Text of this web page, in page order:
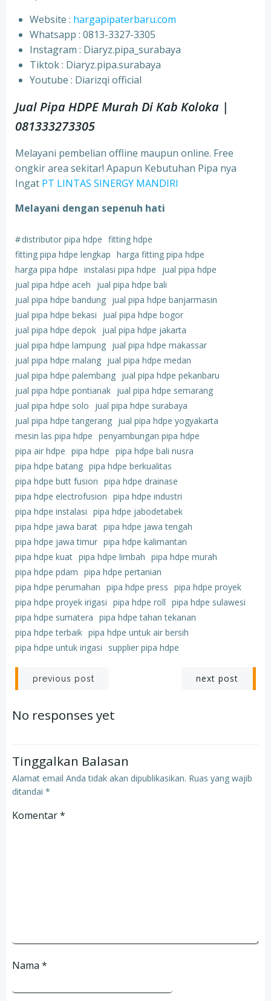
Website : hargapipaterbaru.com
Whatsapp : 0813-3327-3305
⁠Instagram : Diaryz.pipa_surabaya
⁠Tiktok : Diaryz.pipa.surabaya
⁠Youtube : Diarizqi official
Jual Pipa HDPE Murah Di Kab Koloka |
081333273305
Melayani pembelian offline maupun online. Free
ongkir area sekitar! Apapun Kebutuhan Pipa nya
Ingat PT LINTAS SINERGY MANDIRI
Melayani dengan sepenuh hati
#distributor pipa hdpe fitting hdpe
fitting pipa hdpe lengkap harga fitting pipa hdpe
harga pipa hdpe instalasi pipa hdpe
jual pipa hdpe
jual pipa hdpe aceh
jual pipa hdpe bali
jual pipa hdpe bandung jual pipa hdpe banjarmasin
jual pipa hdpe bekasi
jual pipa hdpe bogor
jual pipa hdpe depok jual pipa hdpe jakarta
jual pipa hdpe lampung jual pipa hdpe makassar
jual pipa hdpe malang jual pipa hdpe medan
jual pipa hdpe palembang jual pipa hdpe pekanbaru
jual pipa hdpe pontianak jual pipa hdpe semarang
jual pipa hdpe solo
jual pipa hdpe surabaya
jual pipa hdpe tangerang jual pipa hdpe yogyakarta
mesin las pipa hdpe penyambungan pipa hdpe
pipa air hdpe pipa hdpe pipa hdpe bali nusra
pipa hdpe batang pipa hdpe berkualitas
pipa hdpe butt fusion pipa hdpe drainase
pipa hdpe electrofusion pipa hdpe industri
pipa hdpe instalasi pipa hdpe jabodetabek
pipa hdpe jawa barat pipa hdpe jawa tengah
pipa hdpe jawa timur pipa hdpe kalimantan
pipa hdpe kuat pipa hdpe limbah pipa hdpe murah
pipa hdpe pdam pipa hdpe pertanian
pipa hdpe perumahan pipa hdpe press pipa hdpe proyek
pipa hdpe proyek irigasi pipa hdpe roll pipa hdpe sulawesi
pipa hdpe sumatera pipa hdpe tahan tekanan
pipa hdpe terbaik pipa hdpe untuk air bersih
pipa hdpe untuk irigasi
supplier pipa hdpe
Post
navigation
previous post next post
No responses yet
Tinggalkan Balasan
Alamat email Anda tidak akan dipublikasikan. Ruas yang wajib
ditandai *
Komentar*
Nama *